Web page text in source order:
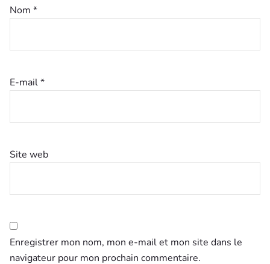
Nom *
E-mail*
Site web
Enregistrer mon nom, mon e-mail et mon site dans le
navigateur pour mon prochain commentaire.